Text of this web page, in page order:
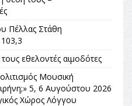
Πέλλας Στάθη
εθελοντές αιμοδότες
Μουσική
5, 6 Αυγούστου 2026
Χώρος Λόγγου